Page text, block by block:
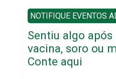
NOTIFIQUE EVENTOS
Sentiu algo
vacina, soro ou
Conte aqui